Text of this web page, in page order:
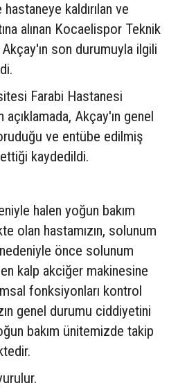
kaldırılan ve
alınan Kocaelispor Teknik
son durumuyla ilgili
Farabi Hastanesi
açıklamada, Akçay'ın genel
ve entübe edilmiş
kaydedildi.
halen yoğun bakım
olan hastamızın, solunum
nedeniyle önce solunum
kalp akciğer makinesine
fonksiyonları kontrol
genel durumu ciddiyetini
bakım ünitemizde takip